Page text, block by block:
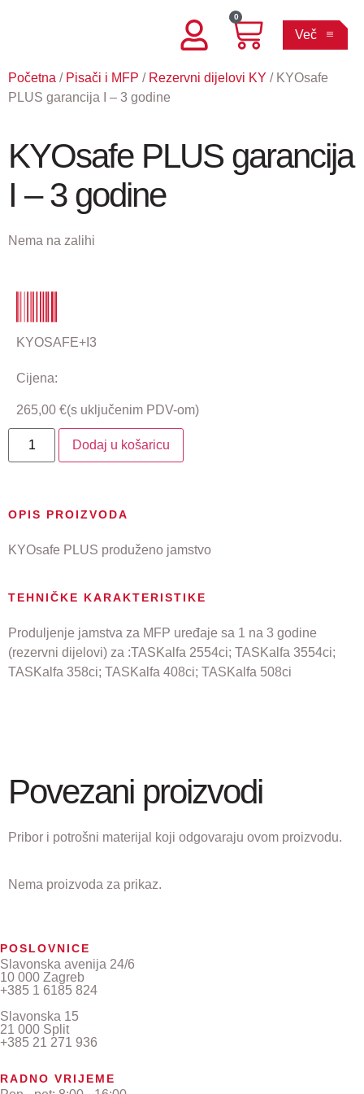
0
Več
Početna / Pisači i MFP / Rezervni dijelovi KY / KYOsafe
PLUS garancija I – 3 godine
KYOsafe PLUS garancija
I – 3 godine
Nema na zalihi
KYOSAFE+I3
Cijena:
265,00 €(s uključenim PDV-om)
Dodaj u košaricu
OPIS PROIZVODA
KYOsafe PLUS produženo jamstvo
TEHNIČKE KARAKTERISTIKE
Produljenje jamstva za MFP uređaje sa 1 na 3 godine
(rezervni dijelovi) za :TASKalfa 2554ci; TASKalfa 3554ci;
TASKalfa 358ci; TASKalfa 408ci; TASKalfa 508ci
Povezani proizvodi
Pribor i potrošni materijal koji odgovaraju ovom proizvodu.
Nema proizvoda za prikaz.
POSLOVNICE
Slavonska avenija 24/6
10 000 Zagreb
+385 1 6185 824
Slavonska 15
21 000 Split
+385 21 271 936
RADNO VRIJEME